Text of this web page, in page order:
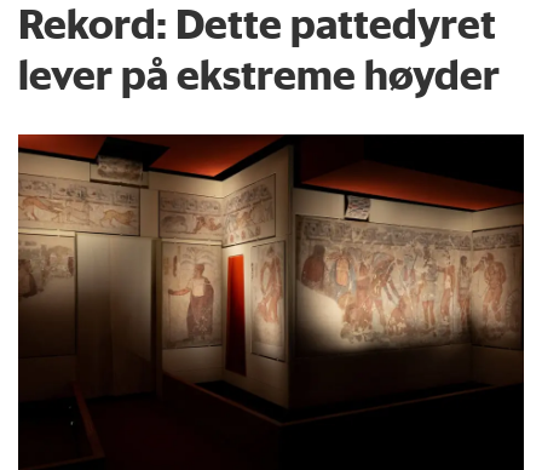
Rekord: Dette pattedyret
lever på ekstreme høyder